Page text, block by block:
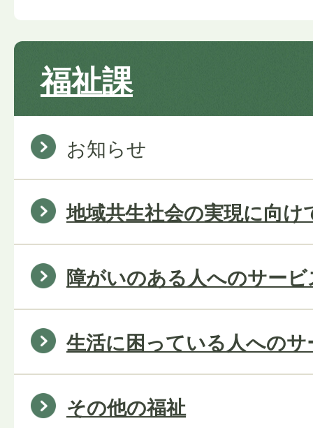
福祉課
お知らせ
地域共生社会の実現に向け
障がいのある人へのサー
生活に困っている人への
その他の福祉